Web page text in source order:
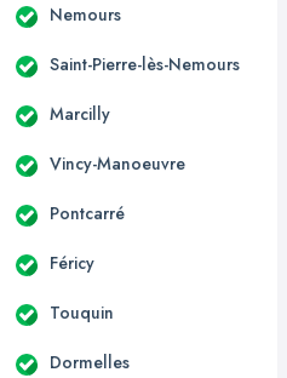
Nemours
Saint-Pierre-lès-Nemours
Marcilly
Vincy-Manoeuvre
Pontcarré
Féricy
Touquin
Dormelles